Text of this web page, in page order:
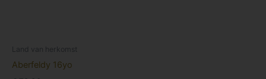
Land van herkomst
Aberfeldy 16yo